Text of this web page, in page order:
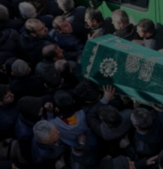
VEFAT